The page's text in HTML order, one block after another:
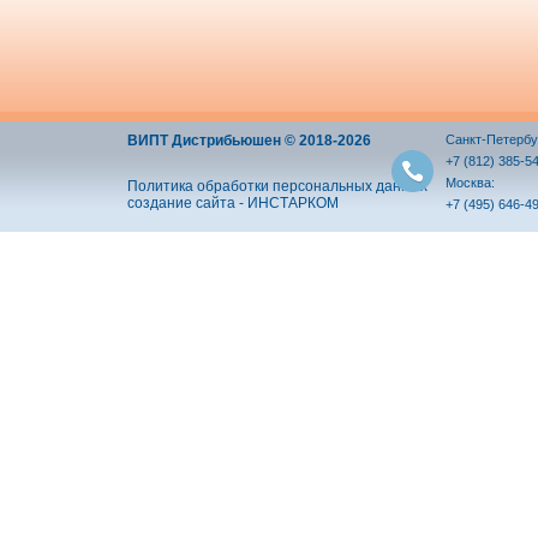
ВИПТ Дистрибьюшен © 2018-2026
Политика обработки персональных данных
создание сайта - ИНСТАРКОМ
Санкт-
+7 (812) 385-
Москва:
+7 (495) 646-